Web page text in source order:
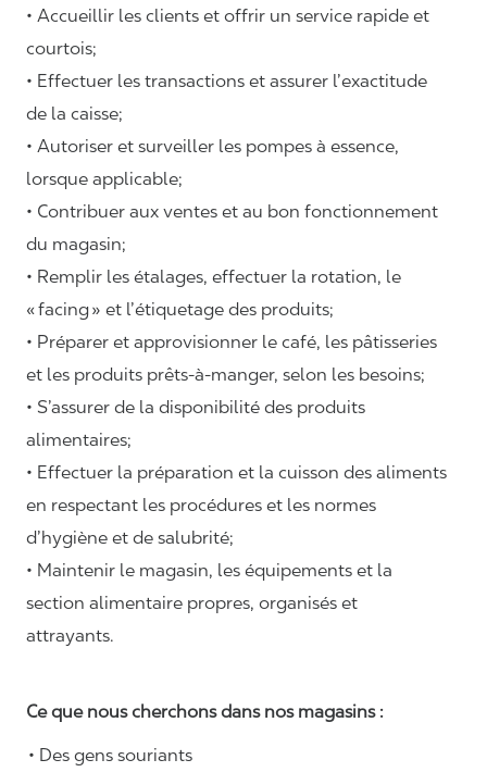
• Accueillir les clients et offrir un service rapide et
courtois;
• Effectuer les transactions et assurer l’exactitude
de la caisse;
• Autoriser et surveiller les pompes à essence,
lorsque applicable;
• Contribuer aux ventes et au bon fonctionnement
du magasin;
• Remplir les étalages, effectuer la rotation, le
«facing» et l’étiquetage des produits;
• Préparer et approvisionner le café, les pâtisseries
et les produits prêts-à-manger, selon les besoins;
• S’assurer de la disponibilité des produits
alimentaires;
• Effectuer la préparation et la cuisson des aliments
en respectant les procédures et les normes
d’hygiène et de salubrité;
• Maintenir le magasin, les équipements et la
section alimentaire propres, organisés et
attrayants.
Ce que nous cherchons dans nos magasins :
• Des gens souriants